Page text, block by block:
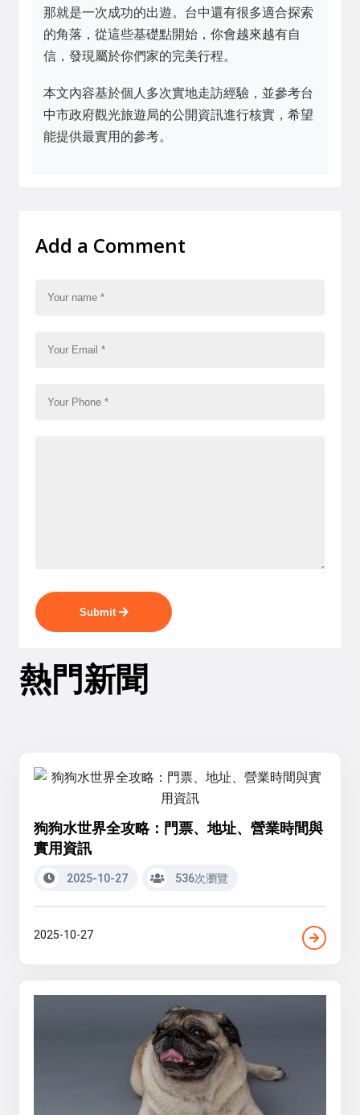
那就是一次成功的出遊。台中還有很多適合探索
的角落，從這些基礎點開始，你會越來越有自
信，發現屬於你們家的完美行程。
本文內容基於個人多次實地走訪經驗，並參考台
中市政府觀光旅遊局的公開資訊進行核實，希望
能提供最實用的參考。
Add a Comment
Submit
熱門新聞
狗狗水世界全攻略：門票、地址、營業時間與
實用資訊
2025-10-27 536次瀏覽
2025-10-27